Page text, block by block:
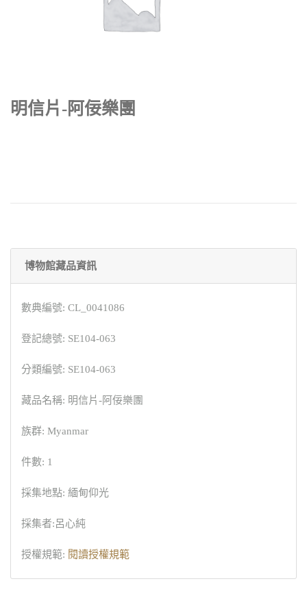
明信片-阿佞樂團
博物館藏品資訊
數典編號: CL_0041086
登記總號: SE104-063
分類編號: SE104-063
藏品名稱: 明信片-阿佞樂團
族群: Myanmar
件數: 1
採集地點: 緬甸仰光
採集者:呂心純
授權規範: 閱讀授權規範